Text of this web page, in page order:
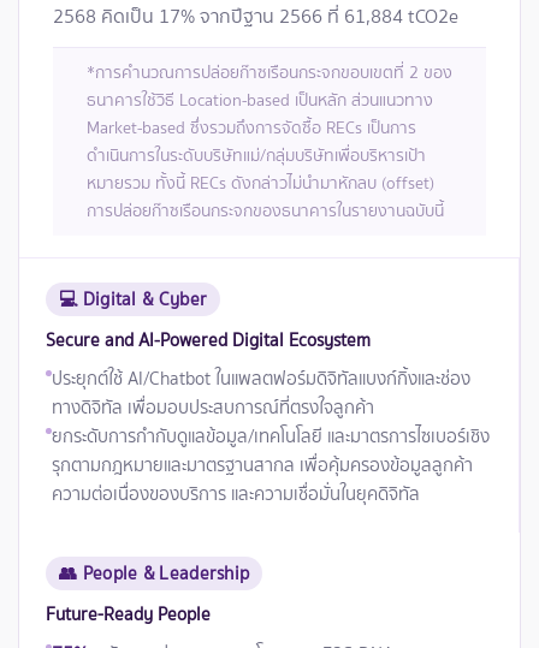
2568 คิดเป็น 17% จากปีฐาน 2566 ที่ 61,884 tCO2e
*การคำนวณการปล่อยก๊าซเรือนกระจกขอบเขตที่ 2 ของ
ธนาคารใช้วิธี Location-based เป็นหลัก ส่วนแนวทาง
Market-based ซึ่งรวมถึงการจัดซื้อ RECs เป็นการ
ดำเนินการในระดับบริษัทแม่/กลุ่มบริษัทเพื่อบริหารเป้า
หมายรวม ทั้งนี้ RECs ดังกล่าวไม่นำมาหักลบ (offset)
การปล่อยก๊าซเรือนกระจกของธนาคารในรายงานฉบับนี้
💻 Digital & Cyber
Secure and AI‑Powered Digital Ecosystem
ประยุกต์ใช้ AI/Chatbot ในแพลตฟอร์มดิจิทัลแบงก์กิ้งและช่อง
ทางดิจิทัล เพื่อมอบประสบการณ์ที่ตรงใจลูกค้า
ยกระดับการกำกับดูแลข้อมูล/เทคโนโลยี และมาตรการไซเบอร์เชิง
รุกตามกฎหมายและมาตรฐานสากล เพื่อคุ้มครองข้อมูลลูกค้า
ความต่อเนื่องของบริการ และความเชื่อมั่นในยุคดิจิทัล
👥 People & Leadership
Future-Ready People